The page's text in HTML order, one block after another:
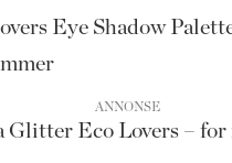
Eye Shadow
Glitter Eco Lovers – for